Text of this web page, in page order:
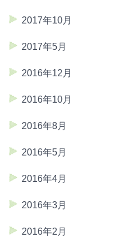
2017年10月
2017年5月
2016年12月
2016年10月
2016年8月
2016年5月
2016年4月
2016年3月
2016年2月